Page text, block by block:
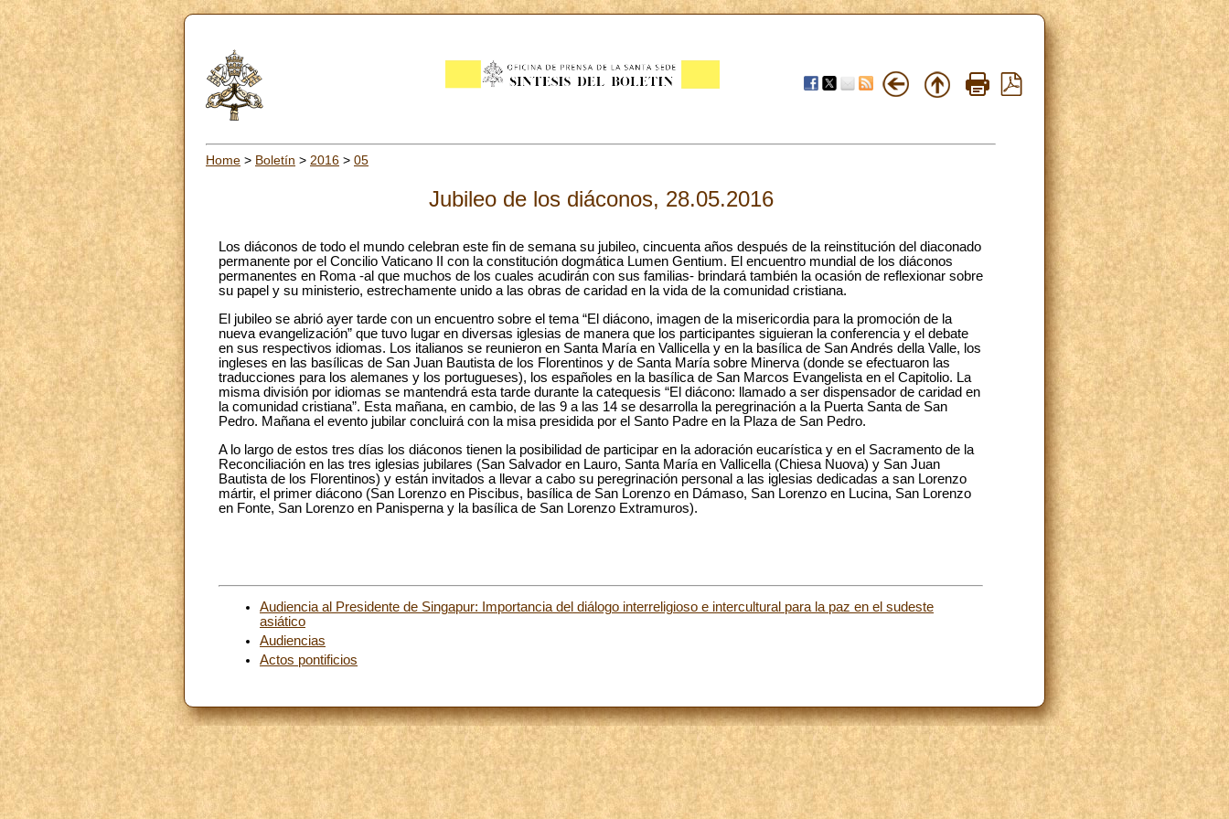
Home > Boletín > 2016 > 05
Jubileo de los diáconos, 28.05.2016
Los diáconos de todo el mundo celebran este fin de semana su jubileo, cincuenta años después de la reinstitución del diaconado
permanente por el Concilio Vaticano II con la constitución dogmática Lumen Gentium. El encuentro mundial de los diáconos
permanentes en Roma -al que muchos de los cuales acudirán con sus familias- brindará también la ocasión de reflexionar sobre
su papel y su ministerio, estrechamente unido a las obras de caridad en la vida de la comunidad cristiana.
El jubileo se abrió ayer tarde con un encuentro sobre el tema “El diácono, imagen de la misericordia para la promoción de la
nueva evangelización” que tuvo lugar en diversas iglesias de manera que los participantes siguieran la conferencia y el debate
en sus respectivos idiomas. Los italianos se reunieron en Santa María en Vallicella y en la basílica de San Andrés della Valle, los
ingleses en las basílicas de San Juan Bautista de los Florentinos y de Santa María sobre Minerva (donde se efectuaron las
traducciones para los alemanes y los portugueses), los españoles en la basílica de San Marcos Evangelista en el Capitolio. La
misma división por idiomas se mantendrá esta tarde durante la catequesis “El diácono: llamado a ser dispensador de caridad en
la comunidad cristiana”. Esta mañana, en cambio, de las 9 a las 14 se desarrolla la peregrinación a la Puerta Santa de San
Pedro. Mañana el evento jubilar concluirá con la misa presidida por el Santo Padre en la Plaza de San Pedro.
A lo largo de estos tres días los diáconos tienen la posibilidad de participar en la adoración eucarística y en el Sacramento de la
Reconciliación en las tres iglesias jubilares (San Salvador en Lauro, Santa María en Vallicella (Chiesa Nuova) y San Juan
Bautista de los Florentinos) y están invitados a llevar a cabo su peregrinación personal a las iglesias dedicadas a san Lorenzo
mártir, el primer diácono (San Lorenzo en Piscibus, basílica de San Lorenzo en Dámaso, San Lorenzo en Lucina, San Lorenzo
en Fonte, San Lorenzo en Panisperna y la basílica de San Lorenzo Extramuros).
Audiencia al Presidente de Singapur: Importancia del diálogo interreligioso e intercultural para la paz en el sudeste
asiático
Audiencias
Actos pontificios